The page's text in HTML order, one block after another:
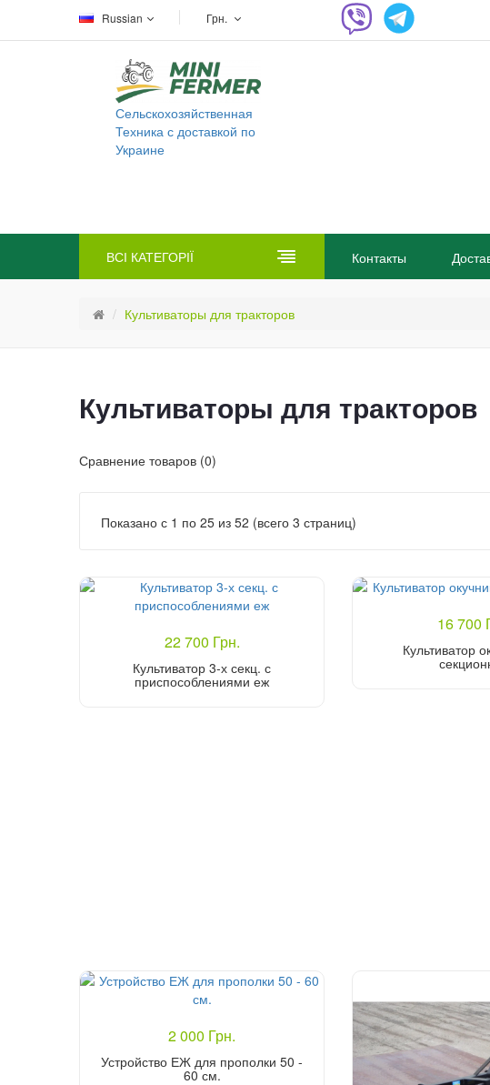
Russian Грн.
Сельскохозяйственная
Техника с доставкой по
Украине
ВСІ КАТЕГОРІЇ Контакты
Культиваторы для тракторов
Культиваторы для тракторов
Сравнение товаров (0)
Показано с 1 по 25 из 52 (всего 3 страниц)
22 700 Грн.
Культиватор 3-х секц. с
приспособлениями еж
16 700
Культиватор
2 000 Грн.
Устройство ЕЖ для прополки 50 -
60 см.